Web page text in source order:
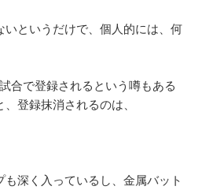
いというだけで、個人的には、何
合で登録されるという噂もある
登録抹消されるのは、
深く入っているし、金属バット